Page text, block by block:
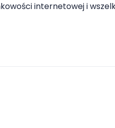
internetowej i